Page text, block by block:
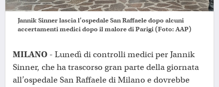
Jannik Sinner lascia l’ospedale San Raffaele dopo alcuni
accertamenti medici dopo il malore di Parigi (Foto: AAP)
MILANO - Lunedì di controlli medici per Jannik
Sinner, che ha trascorso gran parte della giornata
all’ospedale San Raffaele di Milano e dovrebbe